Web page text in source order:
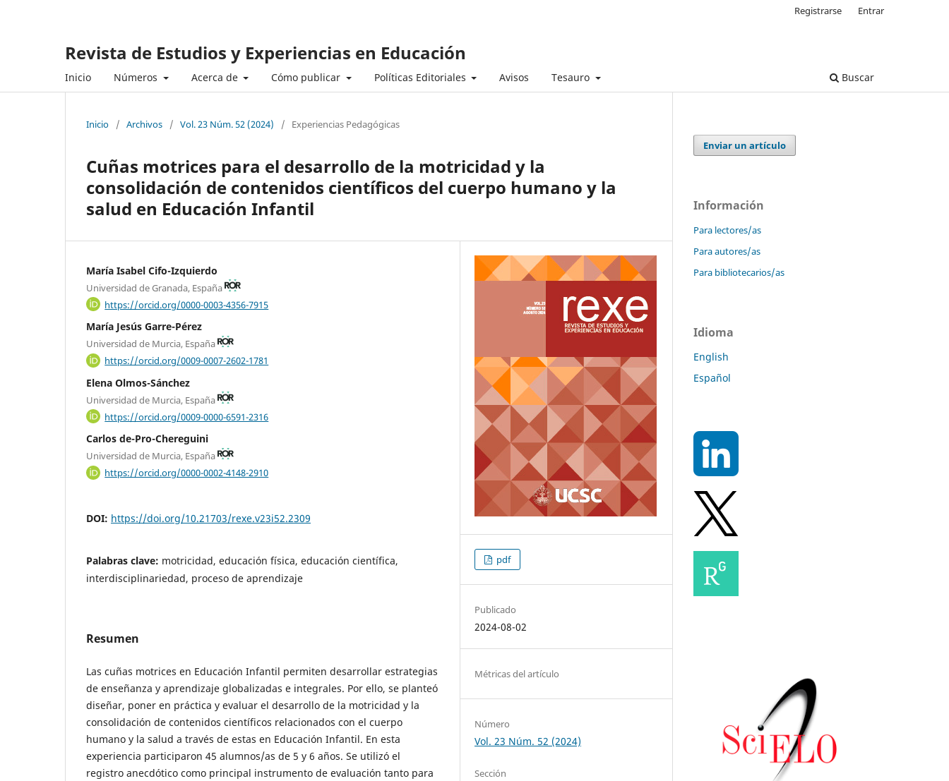
Revista de Estudios y Experiencias en Educación
Inicio Números Acerca de Cómo publicar Políticas Editoriales Avisos Tesauro Buscar
Registrarse Entrar
Inicio / Archivos / Vol. 23 Núm. 52 (2024) / Experiencias Pedagógicas
Cuñas motrices para el desarrollo de la motricidad y la
consolidación de contenidos científicos del cuerpo humano y la
salud en Educación Infantil
María Isabel Cifo-Izquierdo
Universidad de Granada, España
https://orcid.org/0000-0003-4356-7915
María Jesús Garre-Pérez
Universidad de Murcia, España
https://orcid.org/0009-0007-2602-1781
Elena Olmos-Sánchez
Universidad de Murcia, España
https://orcid.org/0009-0000-6591-2316
Carlos de-Pro-Chereguini
Universidad de Murcia, España
https://orcid.org/0000-0002-4148-2910
DOI: https://doi.org/10.21703/rexe.v23i52.2309
Palabras clave: motricidad, educación física, educación científica,
interdisciplinariedad, proceso de aprendizaje
Resumen
Las cuñas motrices en Educación Infantil permiten desarrollar estrategias
de enseñanza y aprendizaje globalizadas e integrales. Por ello, se planteó
diseñar, poner en práctica y evaluar el desarrollo de la motricidad y la
consolidación de contenidos científicos relacionados con el cuerpo
humano y la salud a través de estas en Educación Infantil. En esta
experiencia participaron 45 alumnos/as de 5 y 6 años. Se utilizó el
registro anecdótico como principal instrumento de evaluación tanto para
pdf
Publicado
2024-08-02
Métricas del artículo
Número
Vol. 23 Núm. 52 (2024)
Sección
Enviar un artículo
Información
Para lectores/as
Para autores/as
Para bibliotecarios/as
Idioma
English
Español